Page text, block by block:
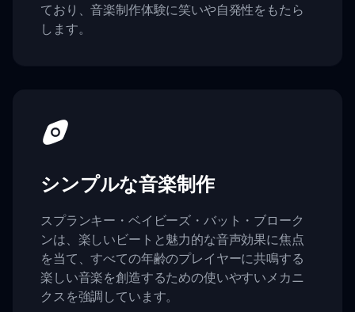
ており、音楽制作体験に笑いや自発性をもたら
します。
シンプルな音楽制作
スプランキー・ベイビーズ・バット・ブローク
ンは、楽しいビートと魅力的な音声効果に焦点
を当て、すべての年齢のプレイヤーに共鳴する
楽しい音楽を創造するための使いやすいメカニ
クスを強調しています。